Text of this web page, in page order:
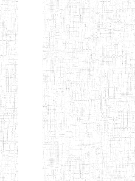
normal
ENI